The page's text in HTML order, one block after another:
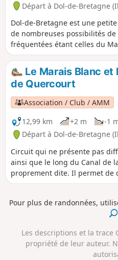
Départ à Dol-de-Bretagne
Dol-de-Bretagne est une
de nombreuses possibilités
fréquentées étant celles du
Celle proposée ici emprunte
mais s'en distingue par un
au Sud, la découverte du
Fontaine Saint-Samson.
Le Marais Blanc
de Quercourt
Association / Club / AMM
12,99 km
+2 m -1
Départ à Dol-de-Bretagne
Circuit qui ne présente pas
ainsi que le long du Canal de
proprement dite. Il permet de
fermes disséminées dans le
Pour plus de randonnées,
Les descriptions et la trace
propriété de leur auteur.